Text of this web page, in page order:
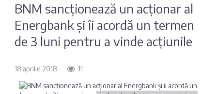
Maib
Moldindconbank
OTP Bank
BNM sancționează un acționar al
Energbank și îi acordă un termen
de 3 luni pentru a vinde acțiunile
18 aprilie 2018 11